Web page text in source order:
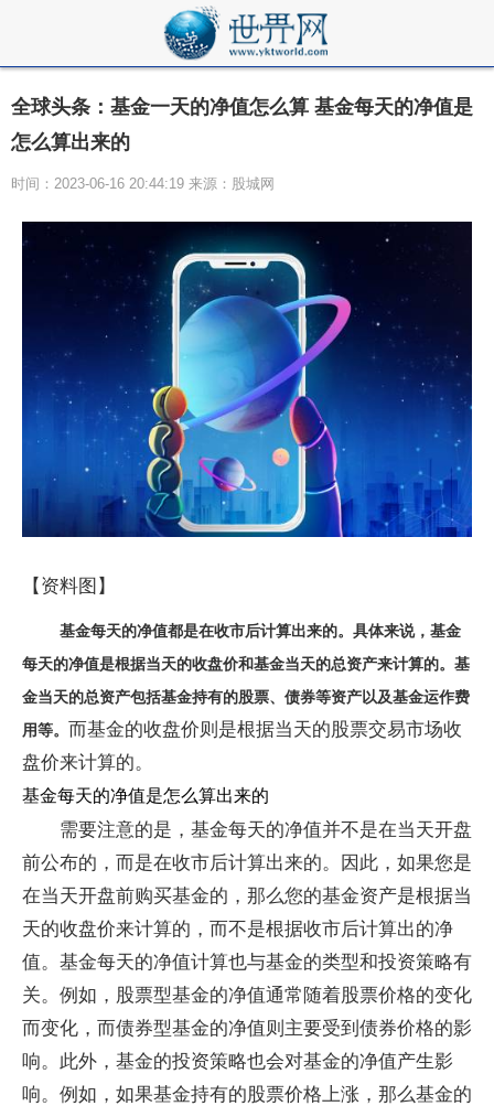
全球头条：基金一天的净值怎么算 基金每天的净值是
怎么算出来的
时间：2023-06-16 20:44:19 来源：股城网
【资料图】
基金每天的净值都是在收市后计算出来的。具体来说，基金
每天的净值是根据当天的收盘价和基金当天的总资产来计算的。基
金当天的总资产包括基金持有的股票、债券等资产以及基金运作费
用等。 而基金的收盘价则是根据当天的股票交易市场收
盘价来计算的。
基金每天的净值是怎么算出来的
需要注意的是，基金每天的净值并不是在当天开盘
前公布的，而是在收市后计算出来的。因此，如果您是
在当天开盘前购买基金的，那么您的基金资产是根据当
天的收盘价来计算的，而不是根据收市后计算出的净
值。基金每天的净值计算也与基金的类型和投资策略有
关。例如，股票型基金的净值通常随着股票价格的变化
而变化，而债券型基金的净值则主要受到债券价格的影
响。此外，基金的投资策略也会对基金的净值产生影
响。例如，如果基金持有的股票价格上涨，那么基金的